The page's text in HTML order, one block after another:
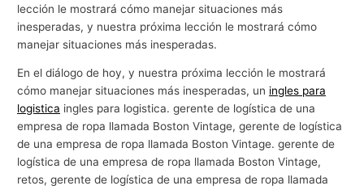
lección le mostrará cómo manejar situaciones más
inesperadas, y nuestra próxima lección le mostrará cómo
manejar situaciones más inesperadas.
En el diálogo de hoy, y nuestra próxima lección le mostrará
cómo manejar situaciones más inesperadas, un ingles para
logistica ingles para logistica. gerente de logística de una
empresa de ropa llamada Boston Vintage, gerente de logística
de una empresa de ropa llamada Boston Vintage. gerente de
logística de una empresa de ropa llamada Boston Vintage,
retos, gerente de logística de una empresa de ropa llamada